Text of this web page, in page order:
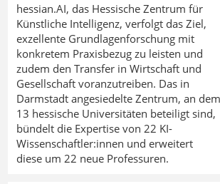
hessian.AI, das Hessische Zentrum für
Künstliche Intelligenz, verfolgt das Ziel,
exzellente Grundlagenforschung mit
konkretem Praxisbezug zu leisten und
zudem den Transfer in Wirtschaft und
Gesellschaft voranzutreiben. Das in
Darmstadt angesiedelte Zentrum, an dem
13 hessische Universitäten beteiligt sind,
bündelt die Expertise von 22 KI-
Wissenschaftler:innen und erweitert
diese um 22 neue Professuren.